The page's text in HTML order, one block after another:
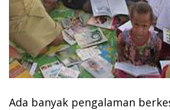
Ada banyak pengalaman